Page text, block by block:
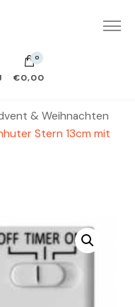
0
€0,00
& Weihnachten
Stern 13cm mit